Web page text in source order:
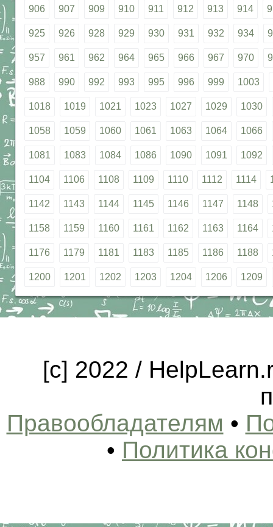
906 907 909 910 911 912 913 914
925 926 928 929 930 931 932 934
957 961 962 964 965 966 967 970
988 990 992 993 995 996 999 1003
1018 1019 1021 1023 1027 1029 1030
1058 1059 1060 1061 1063 1064 1066
1081 1083 1084 1086 1090 1091 1092
1104 1106 1108 1109 1110 1112 1114
1142 1143 1144 1145 1146 1147 1148
1158 1159 1160 1161 1162 1163 1164
1176 1179 1181 1183 1185 1186 1188
1200 1201 1202 1203 1204 1206 1209
[c] 2022 /
Правообладателям •
• Политика